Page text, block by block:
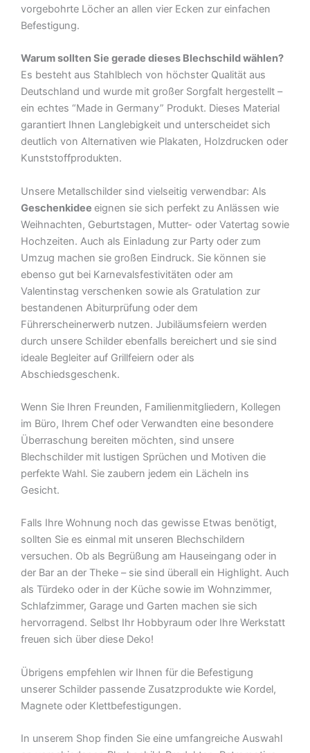
vorgebohrte Löcher an allen vier Ecken zur einfachen
Befestigung.
Warum sollten Sie gerade dieses Blechschild wählen?
Es besteht aus Stahlblech von höchster Qualität aus
Deutschland und wurde mit großer Sorgfalt hergestellt –
ein echtes “Made in Germany” Produkt. Dieses Material
garantiert Ihnen Langlebigkeit und unterscheidet sich
deutlich von Alternativen wie Plakaten, Holzdrucken oder
Kunststoffprodukten.
Unsere Metallschilder sind vielseitig verwendbar: Als
Geschenkidee eignen sie sich perfekt zu Anlässen wie
Weihnachten, Geburtstagen, Mutter- oder Vatertag sowie
Hochzeiten. Auch als Einladung zur Party oder zum
Umzug machen sie großen Eindruck. Sie können sie
ebenso gut bei Karnevalsfestivitäten oder am
Valentinstag verschenken sowie als Gratulation zur
bestandenen Abiturprüfung oder dem
Führerscheinerwerb nutzen. Jubiläumsfeiern werden
durch unsere Schilder ebenfalls bereichert und sie sind
ideale Begleiter auf Grillfeiern oder als
Abschiedsgeschenk.
Wenn Sie Ihren Freunden, Familienmitgliedern, Kollegen
im Büro, Ihrem Chef oder Verwandten eine besondere
Überraschung bereiten möchten, sind unsere
Blechschilder mit lustigen Sprüchen und Motiven die
perfekte Wahl. Sie zaubern jedem ein Lächeln ins
Gesicht.
Falls Ihre Wohnung noch das gewisse Etwas benötigt,
sollten Sie es einmal mit unseren Blechschildern
versuchen. Ob als Begrüßung am Hauseingang oder in
der Bar an der Theke – sie sind überall ein Highlight. Auch
als Türdeko oder in der Küche sowie im Wohnzimmer,
Schlafzimmer, Garage und Garten machen sie sich
hervorragend. Selbst Ihr Hobbyraum oder Ihre Werkstatt
freuen sich über diese Deko!
Übrigens empfehlen wir Ihnen für die Befestigung
unserer Schilder passende Zusatzprodukte wie Kordel,
Magnete oder Klettbefestigungen.
In unserem Shop finden Sie eine umfangreiche Auswahl